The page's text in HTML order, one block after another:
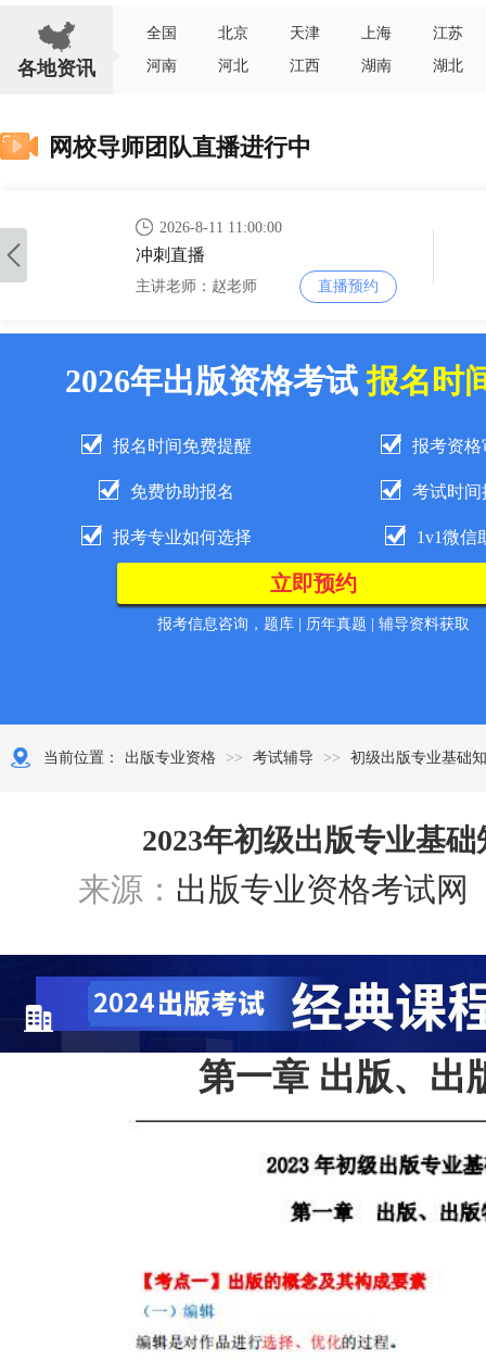
各地资讯
全国 北京 天津 上海
江苏
河南
河北 江西 湖南 湖北
网校导师团队直播进行中
2026-8-11 11:00:00
冲刺直播
主讲老师：赵老师 直播预约
冲刺直播
2026-8-27 11:00:00
主讲老师：赵老师
2026-9-06 1:00:00
2026-9-13 1:00:00
2026年出版资格考试报名时
报名时间免费提醒 报考资格
免费协助报名 考试时间
报考专业如何选择 1v1微信
报考信息咨询，题库 | 历年真题 | 辅导资料获取
当前位置： 出版专业资格 >> 考试辅导 >> 初级出版专业基础
2023年初级出版专业基
来源： 出版专业资格考试网
第一章 出版、出